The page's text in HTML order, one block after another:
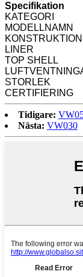
Specifikation
KATEGORI
MODELLNAMN
KONSTRUKTION
LINER
TOP SHELL
STORLEK
CERTIFIERING
Tidigare:
Nästa: VW030